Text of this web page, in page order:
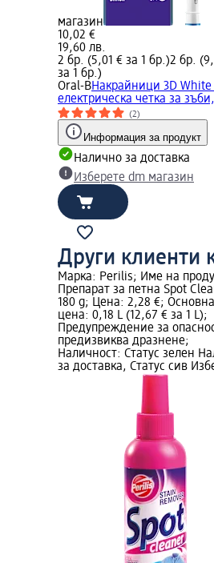
магазин
10,02 €
19,60 лв.
2 бр. (5,01 € за 1 бр.)2 бр.
за 1 бр.)
Oral-BНакрайници 3D White
електрическа четка за
(2)
Информация за продукт
Налично за доставка
Изберете dm магазин
Други клиенти
Марка: Perilis; Име на
Препарат за петна Spot
180 g; Цена: 2,28 €; Основна
цена: 0,18 L (12,67 € за 1 L);
Предупреждение за
предизвиква дразнене;
Наличност: Статус зелен
за доставка, Статус сив